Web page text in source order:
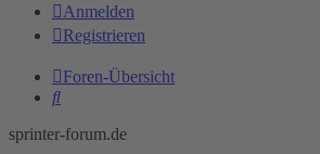
Anmelden
Registrieren
Foren-Übersicht
Suche
sprinter-forum.de